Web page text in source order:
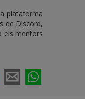
plataforma
de Discord,
els mentors